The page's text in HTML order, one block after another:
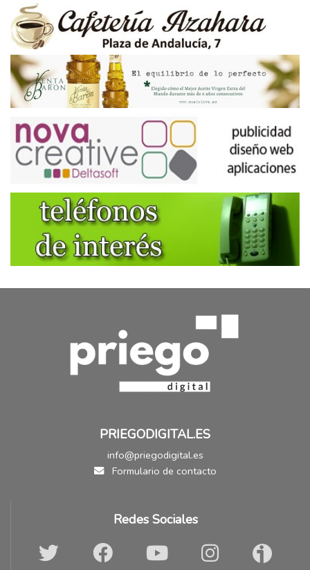
PRIEGODIGITAL.ES
info@priegodigital.es
Formulario de contacto
Redes Sociales